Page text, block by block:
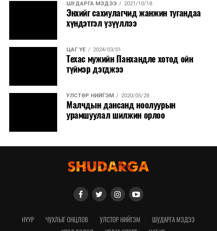
ШУДАРГА МЭДЭЭ 2021/10/18
Энхийг сахиулагчид жанжин тугандаа
хүндэтгэл үзүүллээ
ЦАГ ҮЕ 2024/03/01
Техас мужийн Панхандле хотод ойн
түймэр дэгджээ
УЛСТӨР НИЙГЭМ 2020/05/28
Малчдын дансанд ноолуурын
урамшуулал шилжин орлоо
НҮҮР ЧУХЛЫГ ОНЦЛОВ УЛСТӨР НИЙГЭМ
ШУДАРГА МЭДЭЭ